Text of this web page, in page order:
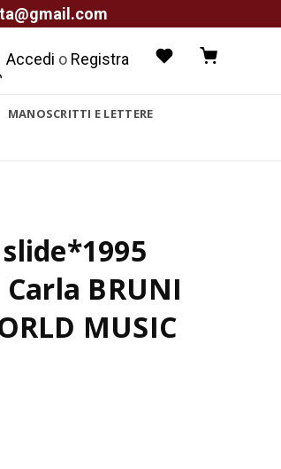
Accedi o Registra
MANOSCRITTI E LETTERE
Carla BRUNI
MUSIC